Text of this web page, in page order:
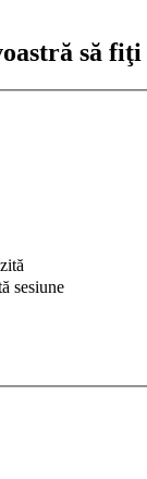
să
sesiune